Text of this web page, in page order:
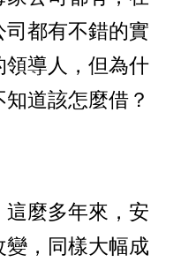
都有不錯的實
領導人，但為什
道該怎麼借？
麼多年來，安
變，同樣大幅成